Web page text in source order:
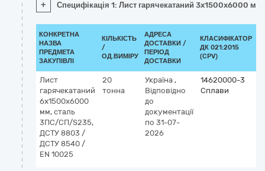
+ Специфікація 1: Лист гарячекатаний 3x1500x6000
КОНКРЕТНА
НАЗВА
ПРЕДМЕТА
ЗАКУПІВЛІ
КІЛЬКІСТЬ
/
ОД.ВИМІРУ
АДРЕСА
ДОСТАВКИ /
ПЕРІОД
ДОСТАВКИ
КЛАСИФІКАТОР
ДК 021:2015
(CPV)
Лист
гарячекатаний
6x1500x6000
мм, сталь
3ПС/СП/S235,
ДСТУ 8803 /
ДСТУ 8540 /
EN 10025
20
тонна
Україна ,
Відповідно
до
документації
по 31-07-
2026
14620000-3
Сплави